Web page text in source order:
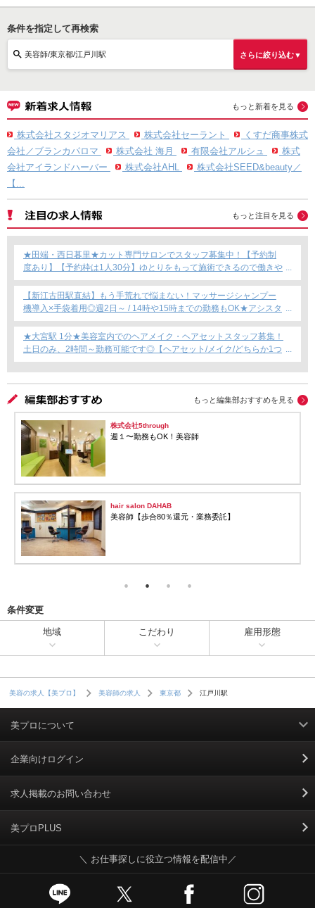
条件を指定して再検索
美容師/東京都/江戸川駅 さらに絞り込む▼
もっと新着を見る
株式会社スタジオマリアス 株式会社セーラント
くすだ商事株式
会社／ブランカパロマ
株式会社 海月 有限会社アルシュ
株式
会社アイランドハーバー
株式会社AHL
株式会社SEED&beauty／
【...
もっと注目を見る
★田端・西日暮里★カット専門サロンでスタッフ募集中！【予約制
度あり】【予約枠は1人30分】ゆとりをもって施術できるので働きや
すい！これからカット専門店で働きたい方にもおすすめ◎
【新江古田駅直結】もう手荒れで悩まない！マッサージシャンプー
機導入×手袋着用◎週2日～ / 14時や15時までの勤務もOK★アシスタ
ント専任募集★
★大宮駅 1分★美容室内でのヘアメイク・ヘアセットスタッフ募集！
土日のみ、2時間～勤務可能です◎【ヘアセット/メイク/どちらか1つ
できればOKです！】フリーランス・Wワーク・時短勤務もOK★
もっと編集部おすすめを見る
株式会社5through
週１〜勤務もOK！美容師
hair salon DAHAB
美容師【歩合80％還元・業務委託】
条件変更
地域 こだわり 雇用形態
美容の求人【美プロ】 美容師の求人 東京都 江戸川駅
美プロについて
利用規約
掲載規約
個人情報保護ポリシー
個人情報のお取り扱いについて
Cookieポリシー
企業向けログイン
求人掲載のお問い合わせ
美プロPLUS
＼ お仕事探しに役立つ情報を配信中／